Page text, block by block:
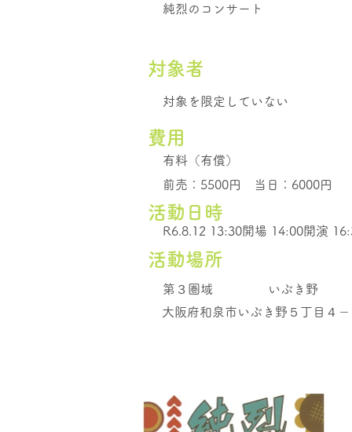
純烈のコンサート
​対象者
対象を限定していない
費用
有料（有償）
前売：5500円 当日：6000円
活動日時
R6.8.12 13:30開場 14:00開演
活動場所
第３圏域
いぶき野
大阪府和泉市いぶき野５丁目４